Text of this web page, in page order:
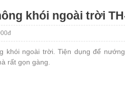
khói ngoài trời
khói ngoài trời. Tiện dụng để
rất gọn gàng.